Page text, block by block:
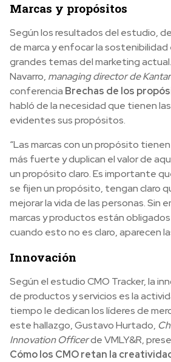
Marcas y propósitos
Según los resultados del estudio,
de marca y enfocar la sostenibilidad
grandes temas del marketing
Navarro, managing director de Kantar
conferencia Brechas de los
habló de la necesidad que tienen
evidentes sus propósitos.
“Las marcas con un propósito
más fuerte y duplican el valor de
un propósito claro. Es importante
se fijen un propósito, tengan claro
mejorar la vida de las personas. Sin
marcas y productos están
cuando esto no es claro, aparecen
Innovación
Según el estudio CMO Tracker, la
de productos y servicios es la
tiempo le dedican los líderes de
este hallazgo, Gustavo Hurtado,
Innovation Officerde VMLY&R,
Cómo los CMO retan la